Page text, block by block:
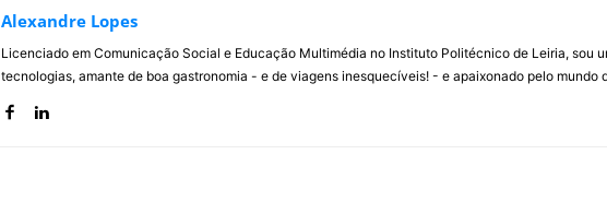
Alexandre Lopes
Licenciado em Comunicação Social e Educação Multimédia no Instituto Politécnico de Leiria, sou
tecnologias, amante de boa gastronomia - e de viagens inesquecíveis! - e apaixonado pelo mundo